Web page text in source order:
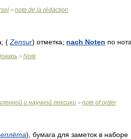
> note de la rédaction
; ( Zensur) отметка; nach Noten по
> Note
и научной лексики > note of order
) бумага для заметок в наборе